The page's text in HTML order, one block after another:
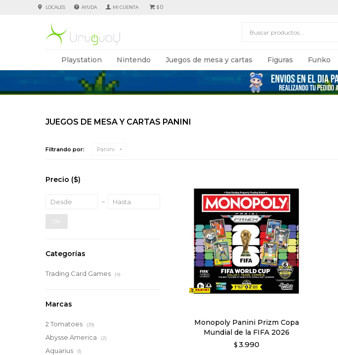
Playstation Nintendo Juegos de mesa y cartas Figuras Funko
$0
LOCALES AYUDA
JUEGOS DE MESA Y CARTAS PANINI
Filtrando por: Panini
Monopoly Panini Prizm Copa
Mundial de la FIFA 2026
$ 3.990
Categorías
Trading Card Games (4)
Marcas
2 Tomatoes (39)
Abysse America (2)
Aquarius (1)
Precio ($)
OK